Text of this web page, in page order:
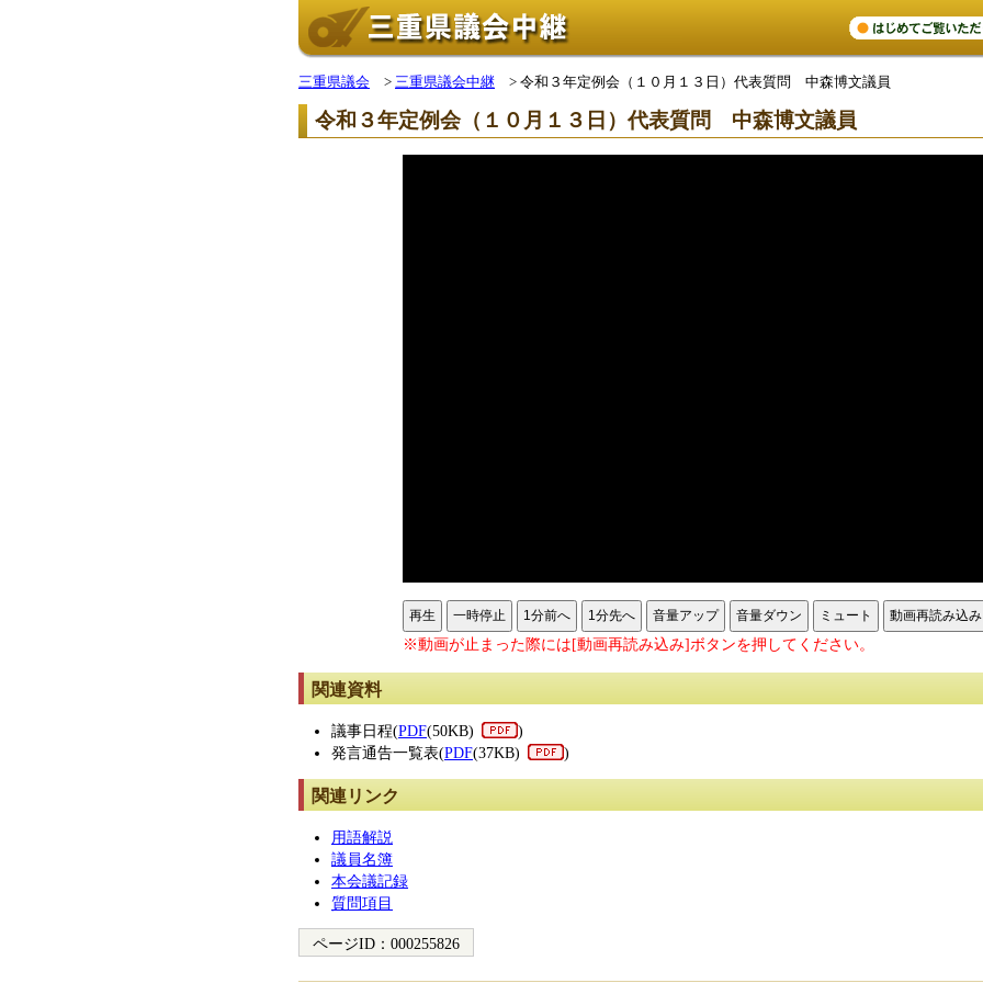
三重県議会 > 三重県議会中継 > 令和３年定例会（１０月１３日）代表質問 中森博文議員
令和３年定例会（１０月１３日）代表質問 中森博文議員
再生 一時停止 1分前へ 1分先へ 音量アップ 音量ダウン ミュート 動画再読み込み
※動画が止まった際には[動画再読み込み]ボタンを押してください。
関連資料
議事日程(PDF(50KB)
)
発言通告一覧表(PDF(37KB) )
関連リンク
用語解説
議員名簿
本会議記録
質問項目
ページID： 000255826